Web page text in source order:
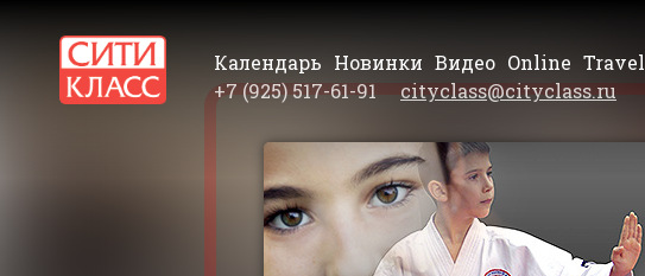
Календарь Новинки Видео Online Travel
+7 (925) 517-61-91
cityclass@cityclass.ru